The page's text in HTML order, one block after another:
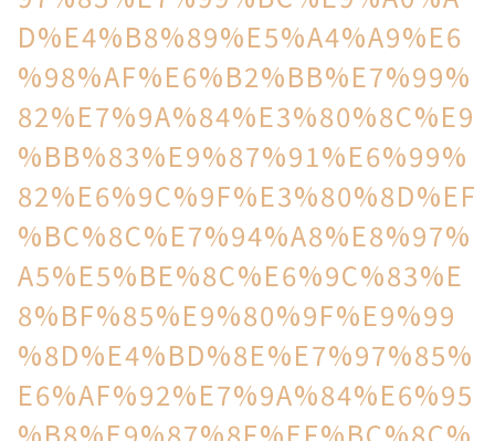
D%E4%B8%89%E5%A4%A9%E6
%98%AF%E6%B2%BB%E7%99%
82%E7%9A%84%E3%80%8C%E9
%BB%83%E9%87%91%E6%99%
82%E6%9C%9F%E3%80%8D%EF
%BC%8C%E7%94%A8%E8%97%
A5%E5%BE%8C%E6%9C%83%E
8%BF%85%E9%80%9F%E9%99
%8D%E4%BD%8E%E7%97%85%
E6%AF%92%E7%9A%84%E6%95